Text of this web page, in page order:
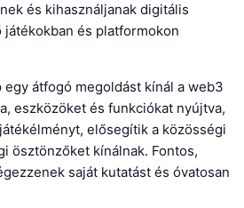
és kihasználjanak digitális
és platformokon
egy átfogó megoldást kínál a web3
eszközöket és funkciókat nyújtva,
elősegítik a közösségi
ösztönzőket kínálnak. Fontos,
saját kutatást és óvatosan